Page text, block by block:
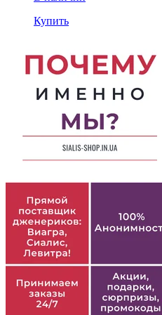
Купить